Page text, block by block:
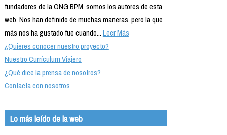
fundadores de la ONG BPM, somos los autores de esta
web. Nos han definido de muchas maneras, pero la que
más nos ha gustado fue cuando...Leer Más
¿Quieres conocer nuestro proyecto?
Nuestro Currículum Viajero
¿Qué dice la prensa de nosotros?
Contacta con nosotros
Lo más leído de la web